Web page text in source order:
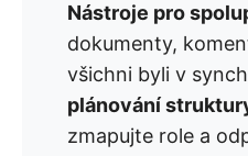
Nástroje pro
dokumenty,
všichni byli v
plánování
zmapujte role a